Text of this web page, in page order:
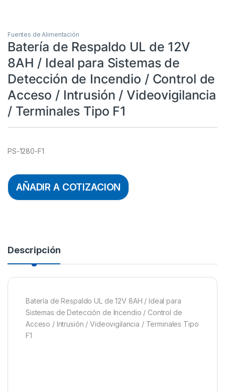
Fuentes de Alimentación
Batería de Respaldo UL de 12V
8AH / Ideal para Sistemas de
Detección de Incendio / Control de
Acceso / Intrusión / Videovigilancia
/ Terminales Tipo F1
PS-1280-F1
AÑADIR A COTIZACION
Descripción
Batería de Respaldo UL de 12V 8AH / Ideal para
Sistemas de Detección de Incendio / Control de
Acceso / Intrusión / Videovigilancia / Terminales Tipo
F1